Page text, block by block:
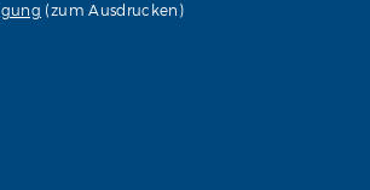
(zum Ausdrucken)